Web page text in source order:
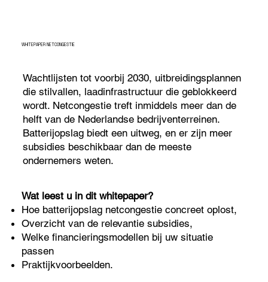
WHITEPAPER NETCONGESTIE
Wachtlijsten tot voorbij 2030, uitbreidingsplannen
die stilvallen, laadinfrastructuur die geblokkeerd
wordt. Netcongestie treft inmiddels meer dan de
helft van de Nederlandse bedrijventerreinen.
Batterijopslag biedt een uitweg, en er zijn meer
subsidies beschikbaar dan de meeste
ondernemers weten.
Wat leest u in dit whitepaper?
Hoe batterijopslag netcongestie concreet oplost,
Overzicht van de relevantie subsidies,
Welke financieringsmodellen bij uw situatie
passen
Praktijkvoorbeelden.